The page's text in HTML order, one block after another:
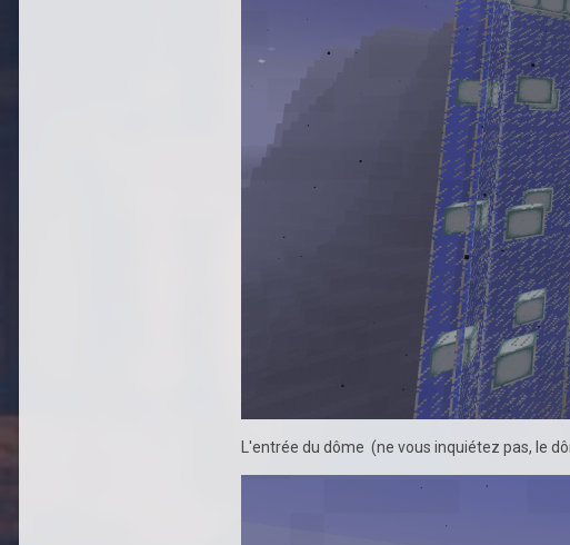
L'entrée du dôme (ne vous inquiétez pas, le